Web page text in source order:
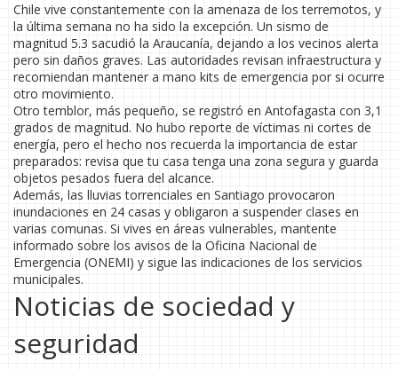
Chile vive constantemente con la amenaza de los terremotos, y
la última semana no ha sido la excepción. Un sismo de
magnitud 5.3 sacudió la Araucanía, dejando a los vecinos alerta
pero sin daños graves. Las autoridades revisan infraestructura y
recomiendan mantener a mano kits de emergencia por si ocurre
otro movimiento.
Otro temblor, más pequeño, se registró en Antofagasta con 3,1
grados de magnitud. No hubo reporte de víctimas ni cortes de
energía, pero el hecho nos recuerda la importancia de estar
preparados: revisa que tu casa tenga una zona segura y guarda
objetos pesados fuera del alcance.
Además, las lluvias torrenciales en Santiago provocaron
inundaciones en 24 casas y obligaron a suspender clases en
varias comunas. Si vives en áreas vulnerables, mantente
informado sobre los avisos de la Oficina Nacional de
Emergencia (ONEMI) y sigue las indicaciones de los servicios
municipales.
Noticias de sociedad y
seguridad